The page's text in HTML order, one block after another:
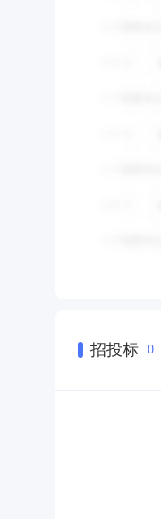
招投标 0